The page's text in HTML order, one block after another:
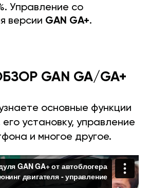
Управление со
версии GAN GA+.
GAN GA/GA+
основные функции
установку, управление
и многое другое.